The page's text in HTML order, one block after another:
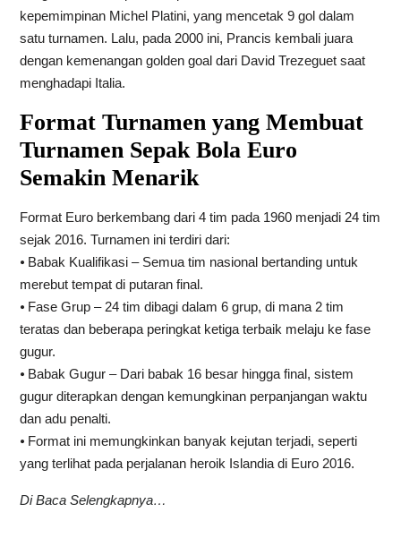
kepemimpinan Michel Platini, yang mencetak 9 gol dalam
satu turnamen. Lalu, pada 2000 ini, Prancis kembali juara
dengan kemenangan golden goal dari David Trezeguet saat
menghadapi Italia.
Format Turnamen yang Membuat
Turnamen Sepak Bola Euro
Semakin Menarik
Format Euro berkembang dari 4 tim pada 1960 menjadi 24 tim
sejak 2016. Turnamen ini terdiri dari:
⦁ Babak Kualifikasi – Semua tim nasional bertanding untuk
merebut tempat di putaran final.
⦁ Fase Grup – 24 tim dibagi dalam 6 grup, di mana 2 tim
teratas dan beberapa peringkat ketiga terbaik melaju ke fase
gugur.
⦁ Babak Gugur – Dari babak 16 besar hingga final, sistem
gugur diterapkan dengan kemungkinan perpanjangan waktu
dan adu penalti.
⦁ Format ini memungkinkan banyak kejutan terjadi, seperti
yang terlihat pada perjalanan heroik Islandia di Euro 2016.
Di Baca Selengkapnya…